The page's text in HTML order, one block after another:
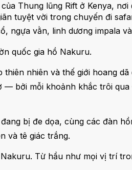
Thung lũng Rift ở Kenya,
tuyệt vời trong chuyến đi
ngựa vằn, linh dương impala
quốc gia hồ Nakuru.
thiên nhiên và thế giới hoang dã
bởi mỗi khoảnh khắc trôi
bị đe dọa, cùng các đàn
và tê giác trắng.
Từ hầu như mọi vị trí